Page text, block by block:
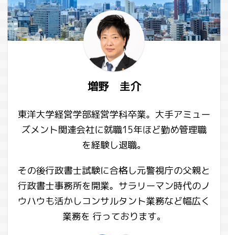
増野 圭介
東洋大学経営学部経営学科卒業。大手アミュー
ズメント関連会社に就職15年ほど勤め管理職
を経験し退職。
その後行政書士試験に合格し元警視庁の父親と
行政書士事務所を開業。サラリーマン時代のノ
ウハウも活かしコンサルタント業務など幅広く
業務を 行っております。